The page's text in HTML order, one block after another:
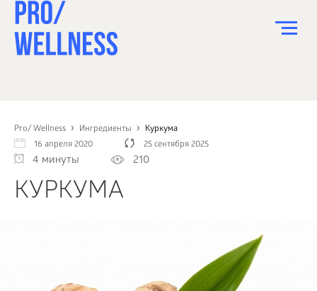
Pro/ Wellness Ингредиенты
Куркума
16 апреля 2020
25 сентября 2025
4 минуты 210
КУРКУМА
СПОРТ
ЗДОРОВЬЕ
КРАСОТА